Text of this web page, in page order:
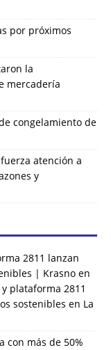
por próximos
la
mercadería
congelamiento de
atención a
y
2811 lanzan
| Krasno en
plataforma 2811
sostenibles en La
con más de 50%